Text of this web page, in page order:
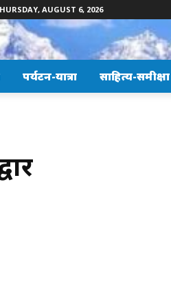
AUGUST 6, 2026
पर्यटन-यात्रा साहित्य-समीक्षा